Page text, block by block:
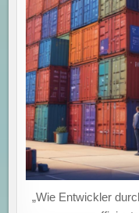
„Wie Entwickler